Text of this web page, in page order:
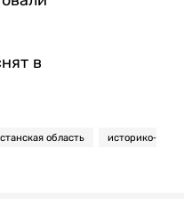
в
область историко-